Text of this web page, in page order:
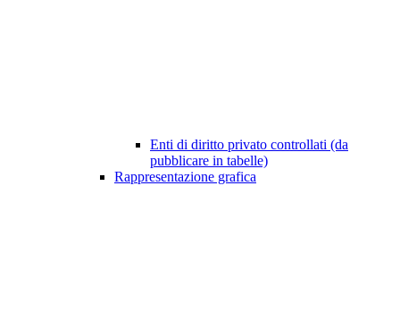
Enti di diritto privato controllati (da
pubblicare in tabelle)
Rappresentazione grafica